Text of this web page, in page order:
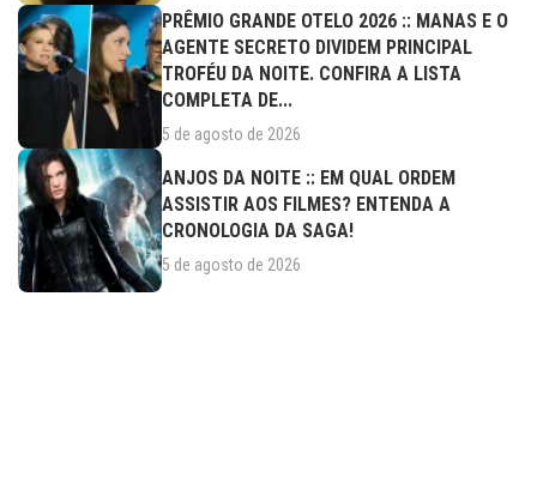
PRÊMIO GRANDE OTELO 2026 :: MANAS E O
AGENTE SECRETO DIVIDEM PRINCIPAL
TROFÉU DA NOITE. CONFIRA A LISTA
COMPLETA DE...
5 de agosto de 2026
ANJOS DA NOITE :: EM QUAL ORDEM
ASSISTIR AOS FILMES? ENTENDA A
CRONOLOGIA DA SAGA!
5 de agosto de 2026